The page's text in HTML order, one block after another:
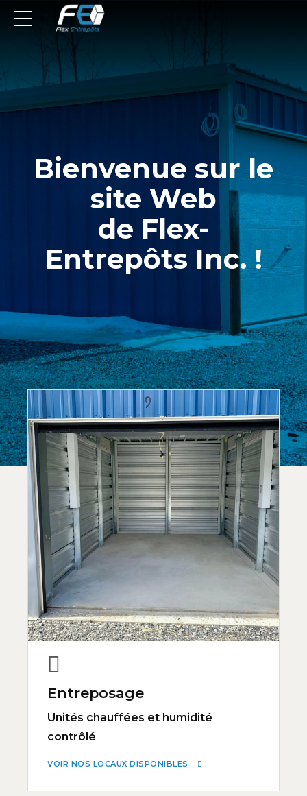
Bienvenue sur le
site Web
de Flex-
Entrepôts Inc. !
Entreposage
Unités chauffées et humidité
contrôlé
VOIR NOS LOCAUX DISPONIBLES